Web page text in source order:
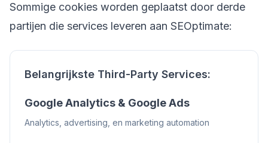
Sommige cookies worden geplaatst door derde
partijen die services leveren aan SEOptimate:
Belangrijkste Third-Party Services:
Google Analytics & Google Ads
Analytics, advertising, en marketing automation